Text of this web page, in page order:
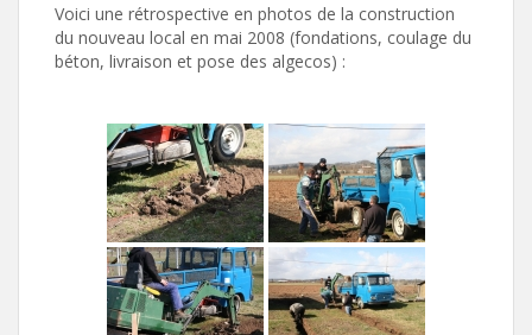
Voici une rétrospective en photos de la construction
du nouveau local en mai 2008 (fondations, coulage du
béton, livraison et pose des algecos) :